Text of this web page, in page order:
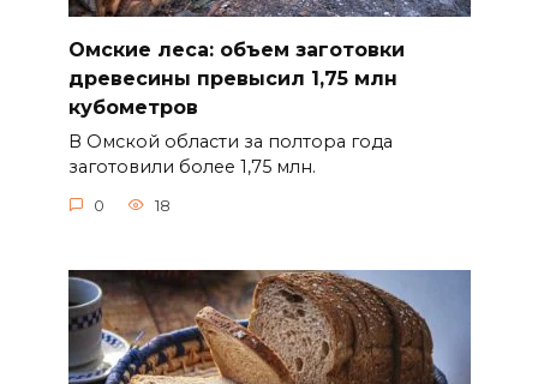
Омские леса: объем заготовки
древесины превысил 1,75 млн
кубометров
В Омской области за полтора года
заготовили более 1,75 млн.
0 18